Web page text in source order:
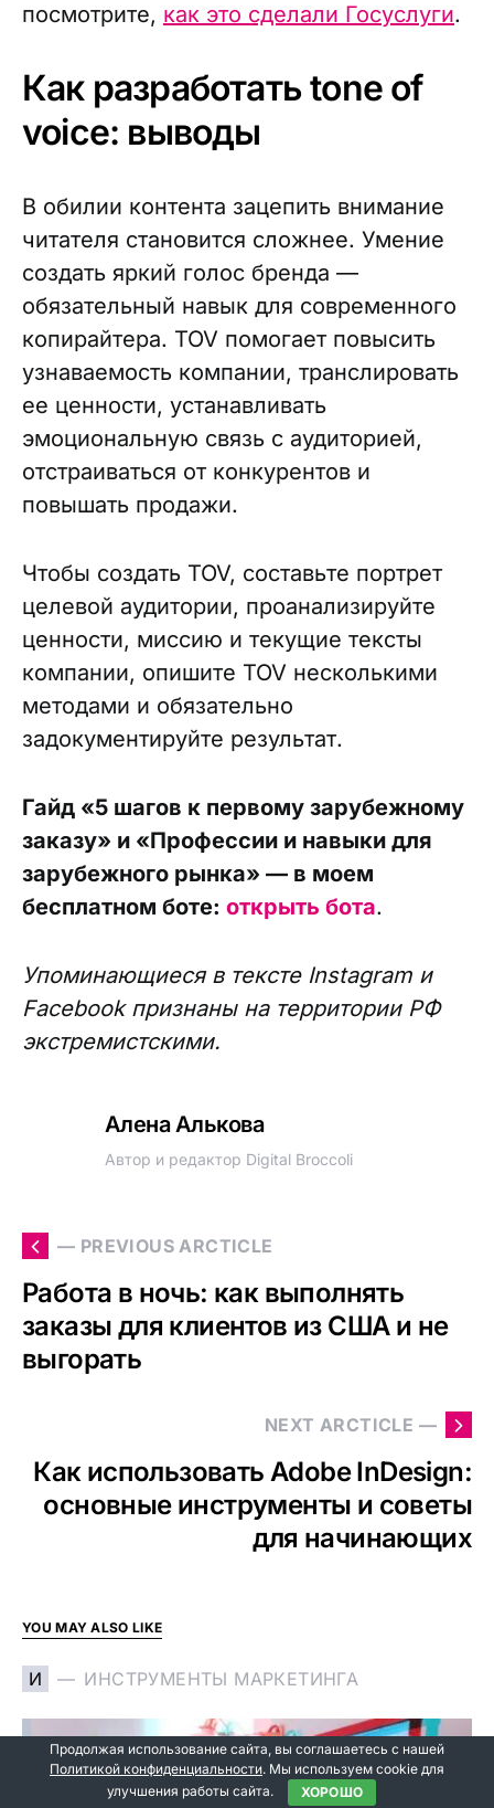
посмотрите, как это сделали Госуслуги.
Как разработать tone of
voice: выводы
В обилии контента зацепить внимание
читателя становится сложнее. Умение
создать яркий голос бренда —
обязательный навык для современного
копирайтера. TOV помогает повысить
узнаваемость компании, транслировать
ее ценности, устанавливать
эмоциональную связь с аудиторией,
отстраиваться от конкурентов и
повышать продажи.
Чтобы создать TOV, составьте портрет
целевой аудитории, проанализируйте
ценности, миссию и текущие тексты
компании, опишите TOV несколькими
методами и обязательно
задокументируйте результат.
Гайд «5 шагов к первому зарубежному
заказу» и «Профессии и навыки для
зарубежного рынка» — в моем
бесплатном боте: открыть бота.
Упоминающиеся в тексте Instagram и
Facebook признаны на территории РФ
экстремистскими.
Алена Алькова
Автор и редактор Digital Broccoli
— PREVIOUS ARCTICLE
Работа в ночь: как выполнять
заказы для клиентов из США и не
выгорать
NEXT ARCTICLE —
Как использовать Adobe InDesign:
основные инструменты и советы
для начинающих
YOU MAY ALSO LIKE
И ИНСТРУМЕНТЫ МАРКЕТИНГА
Продолжая использование сайта, вы соглашаетесь с нашей
Политикой конфиденциальности. Мы используем cookie для
улучшения работы сайта.
ХОРОШО